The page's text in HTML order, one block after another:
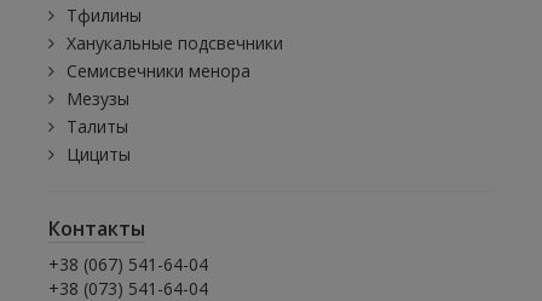
Тфилины
Ханукальные подсвечники
Семисвечники менора
Мезузы
Талиты
Цициты
Контакты
+38 (067) 541-64-04
+38 (073) 541-64-04